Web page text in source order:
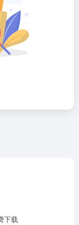
下载